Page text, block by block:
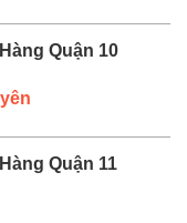
Quận 10
Quận 11